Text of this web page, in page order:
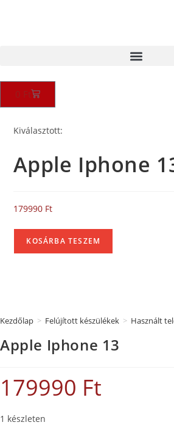
0 Ft
Kiválasztott:
Apple Iphone
179990 Ft
KOSÁRBA TESZEM
Kezdőlap > Felújított készülékek > Használt
Apple Iphone 13
179990 Ft
1 készleten